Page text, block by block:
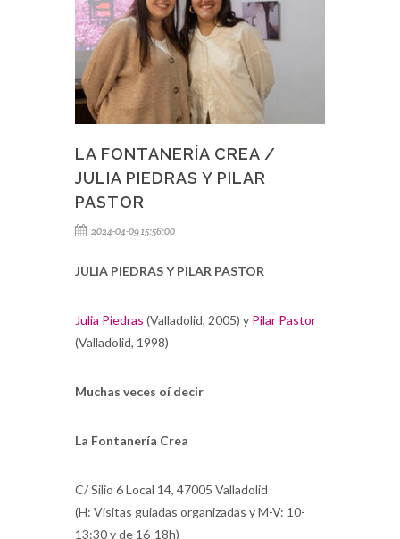
LA FONTANERÍA CREA /
JULIA PIEDRAS Y PILAR
PASTOR
2024-04-09 15:56:00
JULIA PIEDRAS Y PILAR PASTOR
Julia Piedras (Valladolid, 2005) y Pilar Pastor
(Valladolid, 1998)
Muchas veces oí decir
La Fontanería Crea
C/ Silio 6 Local 14, 47005 Valladolid
(H: Visitas guiadas organizadas y M-V: 10-
13:30 y de 16-18h)